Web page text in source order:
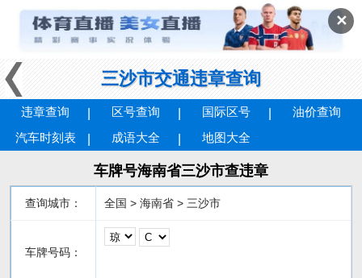
✕
三沙市交通违章查询
违章查询 区号查询 国际区号
油价查询
汽车时刻表
成语大全 地图大全
车牌号海南省三沙市查违章
查询城市： 全国 > 海南省 > 三沙市
车牌号码：